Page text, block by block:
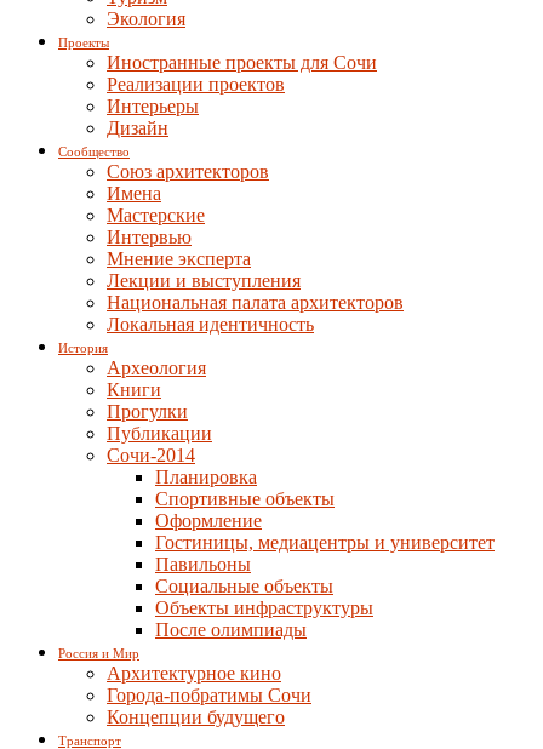
Экология
Проекты
Иностранные проекты для Сочи
Реализации проектов
Интерьеры
Дизайн
Сообщество
Союз архитекторов
Имена
Мастерские
Интервью
Мнение эксперта
Лекции и выступления
Национальная палата архитекторов
Локальная идентичность
История
Археология
Книги
Прогулки
Публикации
Сочи-2014
Планировка
Спортивные объекты
Оформление
Гостиницы, медиацентры и университет
Павильоны
Социальные объекты
Объекты инфраструктуры
После олимпиады
Россия и Мир
Архитектурное кино
Города-побратимы Сочи
Концепции будущего
Транспорт